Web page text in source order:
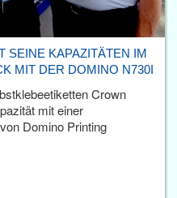
SEINE KAPAZITÄTEN IM
MIT DER DOMINO N730I
Crown
mit einer
Domino Printing